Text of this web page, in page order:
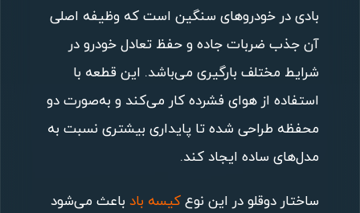
بادی در خودروهای سنگین است که وظیفه اصلی
آن جذب ضربات جاده و حفظ تعادل خودرو در
شرایط مختلف بارگیری می‌باشد. این قطعه با
استفاده از هوای فشرده کار می‌کند و به‌صورت دو
محفظه طراحی شده تا پایداری بیشتری نسبت به
مدل‌های ساده ایجاد کند.
ساختار دوقلو در این نوع کیسه باد باعث می‌شود